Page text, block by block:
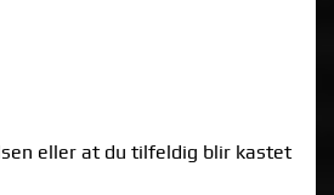
eller at du tilfeldig blir kastet